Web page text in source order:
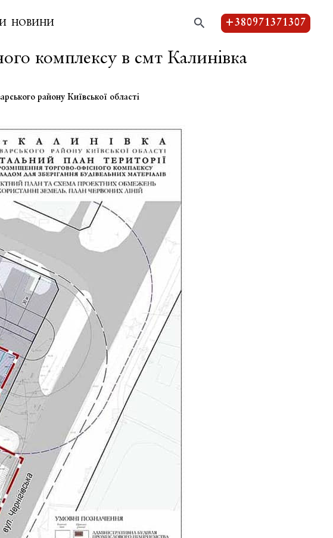
НОВИНИ Пошук+380971371307
комплексу в смт Калинівка
району Київської області